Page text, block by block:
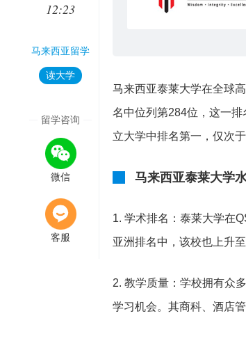
马来西亚泰莱大学在全球
名中位列第284位，这一
立大学中排名第一，仅次
马来西亚泰莱大学
1. 学术排名：泰莱大学在
亚洲排名中，该校也上升
2. 教学质量：学校拥有众
学习机会。其商科、酒店
12:23
马来西亚留学
读大学
留学咨询
微信
客服